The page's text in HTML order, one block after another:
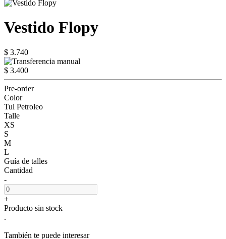
Vestido Flopy
$ 3.740
$ 3.400
Pre-order
Color
Tul Petroleo
Talle
XS
S
M
L
Guía de talles
Cantidad
-
+
Producto sin stock
.
También te puede interesar